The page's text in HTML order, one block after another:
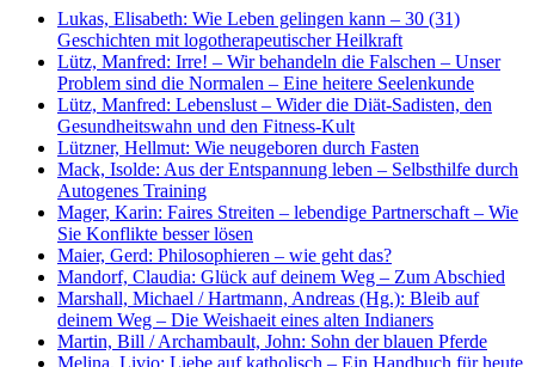
Lukas, Elisabeth: Wie Leben gelingen kann – 30 (31)
Geschichten mit logotherapeutischer Heilkraft
Lütz, Manfred: Irre! – Wir behandeln die Falschen – Unser
Problem sind die Normalen – Eine heitere Seelenkunde
Lütz, Manfred: Lebenslust – Wider die Diät-Sadisten, den
Gesundheitswahn und den Fitness-Kult
Lützner, Hellmut: Wie neugeboren durch Fasten
Mack, Isolde: Aus der Entspannung leben – Selbsthilfe durch
Autogenes Training
Mager, Karin: Faires Streiten – lebendige Partnerschaft – Wie
Sie Konflikte besser lösen
Maier, Gerd: Philosophieren – wie geht das?
Mandorf, Claudia: Glück auf deinem Weg – Zum Abschied
Marshall, Michael / Hartmann, Andreas (Hg.): Bleib auf
deinem Weg – Die Weishaeit eines alten Indianers
Martin, Bill / Archambault, John: Sohn der blauen Pferde
Melina, Livio: Liebe auf katholisch – Ein Handbuch für heute